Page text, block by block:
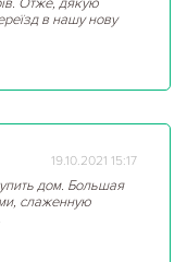
в нашу нову
19.10.2021 15:17
дом. Большая
слаженную